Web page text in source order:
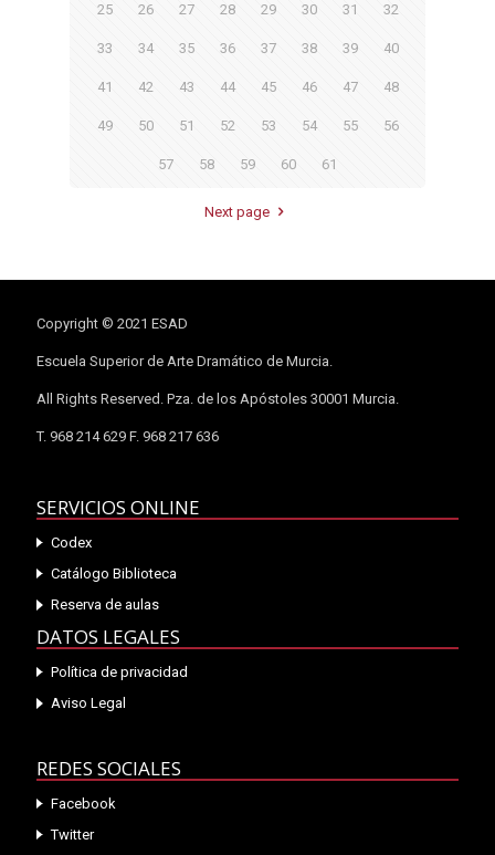
25 26 27 28 29 30 31 32
33 34 35 36 37 38 39 40
41 42 43 44 45 46 47 48
49 50 51 52 53 54 55 56
57 58 59 60 61
Next page
Copyright © 2021 ESAD
Escuela Superior de Arte Dramático de Murcia.
All Rights Reserved. Pza. de los Apóstoles 30001 Murcia.
T. 968 214 629 F. 968 217 636
SERVICIOS ONLINE
Codex
Catálogo Biblioteca
Reserva de aulas
DATOS LEGALES
Política de privacidad
Aviso Legal
REDES SOCIALES
Facebook
Twitter